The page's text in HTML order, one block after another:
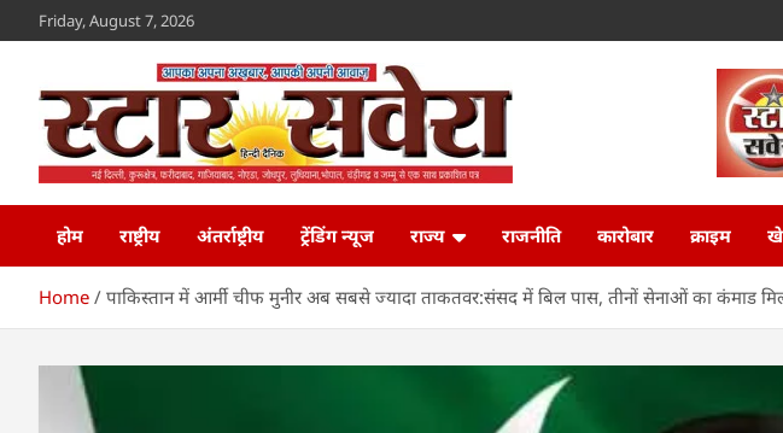
to
Friday, August 7, 2026
Star Savera
होम
राष्ट्रीय अंतर्राष्ट्रीय ट्रेंडिंग न्यूज राज्य राजनीति कारोबार क्राइम
Home पाकिस्तान में आर्मी चीफ मुनीर अब सबसे ज्यादा ताकतवर:संसद में बिल पास, तीनों सेनाओं का कंमाड